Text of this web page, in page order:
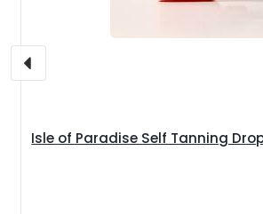
Isle of Paradise Self Tanning